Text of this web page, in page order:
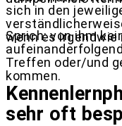
sich in den
wenn es
Sprich: von ihm
Treffen oder/und
kommen.
sehr oft